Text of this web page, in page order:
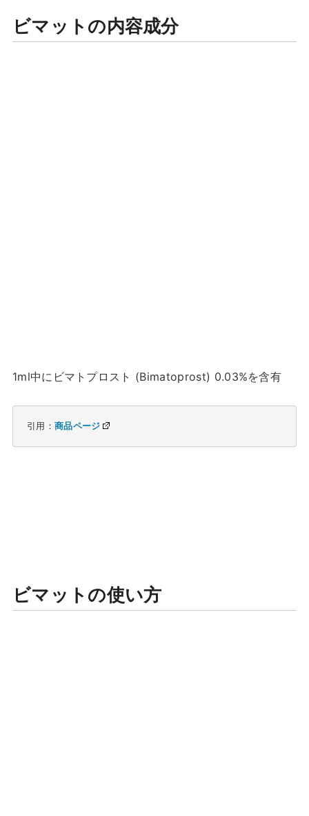
ビマットの内容成分
1ml中にビマトプロスト (Bimatoprost) 0.03%を含有
引用： 商品ページ
ビマットの使い方